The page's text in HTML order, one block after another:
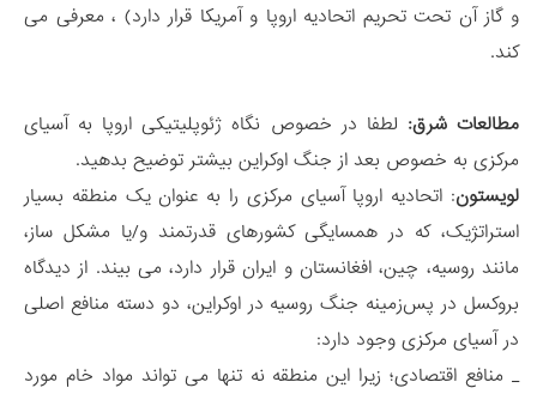
و گاز آن تحت تحریم اتحادیه اروپا و آمریکا قرار دارد) ، معرفی می
کند.
مطالعات شرق: لطفا در خصوص نگاه ژئوپلیتیکی اروپا به آسیای
مرکزی به خصوص بعد از جنگ اوکراین بیشتر توضیح بدهید.
لویستون: اتحادیه اروپا آسیای مرکزی را به عنوان یک منطقه بسیار
استراتژیک، که در همسایگی کشورهای قدرتمند و/یا مشکل ساز،
مانند روسیه، چین، افغانستان و ایران قرار دارد، می بیند. از دیدگاه
بروکسل در پس‌زمینه جنگ روسیه در اوکراین، دو دسته منافع اصلی
در آسیای مرکزی وجود دارد:
_ منافع اقتصادی؛ زیرا این منطقه نه تنها می تواند مواد خام مورد